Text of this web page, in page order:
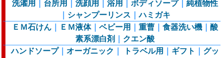
洗濯用 台所用 洗顔用 浴用 ボディソープ｜ 純植物性
シャンプーリンス ｜ハミガキ
ＥＭ石けん
ＥＭ液体｜ ベビー用 重曹 食器洗い機
酸
素系漂白剤
クエン酸
ハンドソープ｜ オーガニック トラベル用 ギフト
グッ